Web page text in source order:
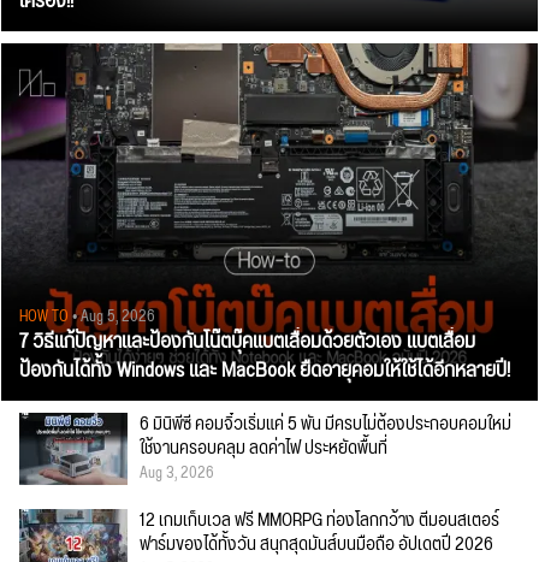
HOW TO• Aug 5, 2026
7 วิธีแก้ปัญหาและป้องกันโน๊ตบุ๊คแบตเสื่อมด้วยตัวเอง แบตเสื่อม
ป้องกันได้ทั้ง Windows และ MacBook ยืดอายุคอมให้ใช้ได้อีกหลายปี!
6 มินิพีซี คอมจิ๋วเริ่มแค่ 5 พัน มีครบไม่ต้องประกอบคอมใหม่
ใช้งานครอบคลุม ลดค่าไฟ ประหยัดพื้นที่
Aug 3, 2026
12 เกมเก็บเวล ฟรี MMORPG ท่องโลกกว้าง ตีมอนสเตอร์
ฟาร์มของได้ทั้งวัน สนุกสุดมันส์บนมือถือ อัปเดตปี 2026